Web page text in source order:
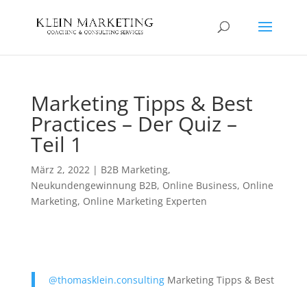
Marketing Tipps & Best
Practices – Der Quiz –
Teil 1
März 2, 2022| B2B Marketing,
Neukundengewinnung B2B, Online Business, Online
Marketing, Online Marketing Experten
@thomasklein.consultingMarketing Tipps & Best